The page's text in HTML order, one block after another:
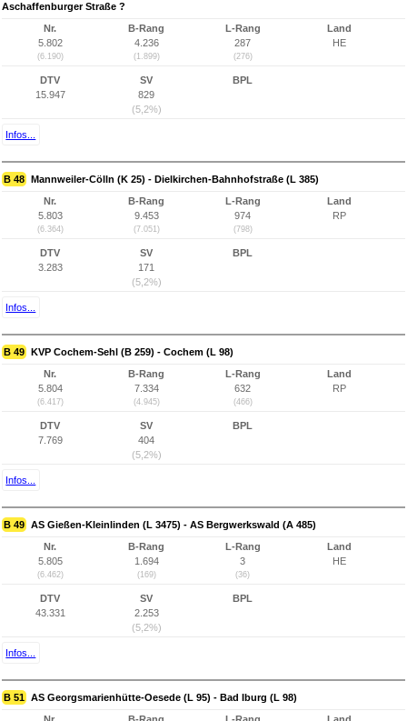
Aschaffenburger Straße ?
Nr.
5.802
(6.190)
B-Rang
4.236
(1.899)
L-Rang
287
(276)
Land
HE
DTV
15.947
SV
829
(5,2%)
BPL
Infos...
B 48 Mannweiler-Cölln (K 25) - Dielkirchen-Bahnhofstraße (L 385)
Nr.
5.803
(6.364)
B-Rang
9.453
(7.051)
L-Rang
974
(798)
Land
RP
DTV
3.283
SV
171
(5,2%)
BPL
Infos...
B 49 KVP Cochem-Sehl (B 259) - Cochem (L 98)
Nr.
5.804
(6.417)
B-Rang
7.334
(4.945)
L-Rang
632
(466)
Land
RP
DTV
7.769
SV
404
(5,2%)
BPL
Infos...
B 49 AS Gießen-Kleinlinden (L 3475) - AS Bergwerkswald (A 485)
Nr.
5.805
(6.462)
B-Rang
1.694
(169)
L-Rang
3
(36)
Land
HE
DTV
43.331
SV
2.253
(5,2%)
BPL
Infos...
B 51 AS Georgsmarienhütte-Oesede (L 95) - Bad Iburg (L 98)